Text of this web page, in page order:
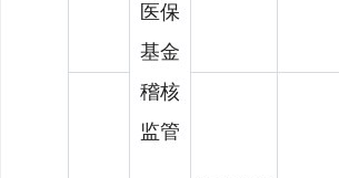
医保
基金
稽核
监管